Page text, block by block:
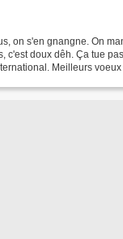
on s'en gnangne. On
c'est doux dêh. Ça tue
Meilleurs